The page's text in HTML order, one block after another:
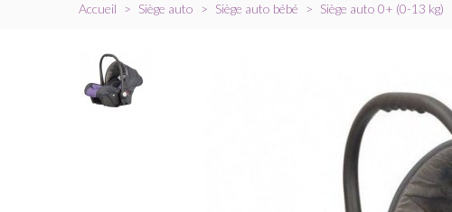
Accueil > Siège auto > Siège auto bébé > Siège auto 0+ (0-13 kg)